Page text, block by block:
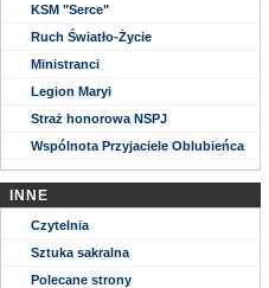
KSM "Serce"
Ruch Światło-Życie
Ministranci
Legion Maryi
Straż honorowa NSPJ
Wspólnota Przyjaciele Oblubieńca
INNE
Czytelnia
Sztuka sakralna
Polecane strony